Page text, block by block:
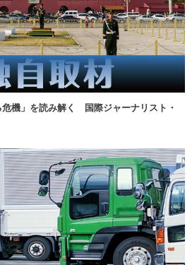
危機」を読み解く 国際ジャーナリスト・